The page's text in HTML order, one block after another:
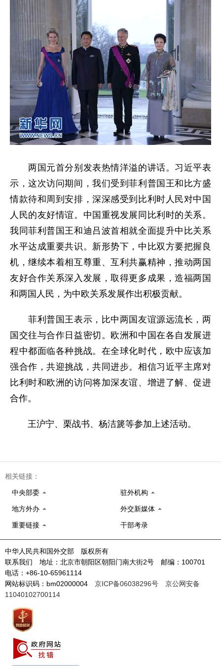
两国元首分别发表热情洋溢的讲话。习近平表
示，这次访问期间，我们受到菲利普国王和比方盛
情款待和周到安排，深深感受到比利时人民对中国
人民的友好情谊。中国重视发展同比利时的关系。
我同菲利普国王和迪吕波首相就全面提升中比关系
水平达成重要共识。新形势下，中比双方要把握良
机，继续本着相互尊重、互利共赢精神，推动两国
友好合作关系深入发展，取得更多成果，造福两国
和两国人民，为中欧关系发展作出积极贡献。
菲利普国王表示，比中两国友谊源远流长，两
国交往与合作日益密切。欧洲和中国在各自发展进
程中都面临各种挑战。在全球化时代，欧中应该加
强合作，共迎挑战，共同进步。相信习近平主席对
比利时和欧洲的访问将加深友谊、增进了解、促进
合作。
王沪宁、栗战书、杨洁篪等参加上述活动。
相关链接：
中央部委 驻外机构
地方外办 外交新媒体
重要链接 干部考录
中华人民共和国外交部 版权所有
联系我们 地址：北京市朝阳区朝阳门南大街2号 邮编：100701
电话：+86-10-65961114
网站标识码：bm02000004 京ICP备06038296号
京公网安备
11040102700114